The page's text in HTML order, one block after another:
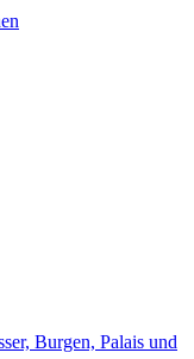
Burgen, Palais und